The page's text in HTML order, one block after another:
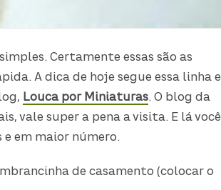
Certamente essas são as
A dica de hoje segue essa linha e
Louca por Miniaturas. O blog da
vale super a pena a visita. E lá você
e em maior número.
de casamento (colocar o